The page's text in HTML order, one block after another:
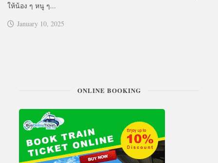
ให้น้อง ๆ หนู ๆ...
January 10, 2025
ONLINE BOOKING